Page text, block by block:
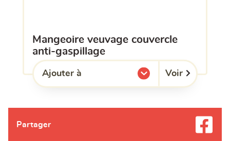
mangeoire veuvage couvercle
anti-gaspillage
Ajouter à
l'une de mes listes. Voir
Partager